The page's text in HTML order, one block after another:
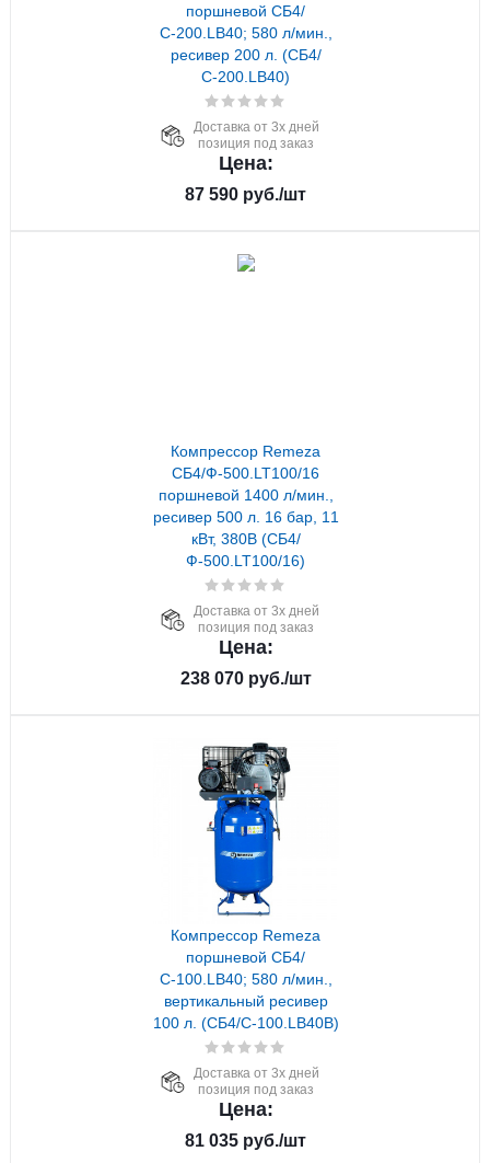
поршневой СБ4/
С-200.LB40; 580 л/мин.,
ресивер 200 л. (СБ4/
С-200.LB40)
Доставка от 3х дней
позиция под заказ
Цена:
87 590 руб./шт
Компрессор Remeza
СБ4/Ф-500.LT100/16
поршневой 1400 л/мин.,
ресивер 500 л. 16 бар, 11
кВт, 380В (СБ4/
Ф-500.LT100/16)
Доставка от 3х дней
позиция под заказ
Цена:
238 070руб./шт
Компрессор Remeza
поршневой СБ4/
С-100.LB40; 580 л/мин.,
вертикальный ресивер
100 л. (СБ4/С-100.LB40В)
Доставка от 3х дней
позиция под заказ
Цена:
81 035 руб./шт